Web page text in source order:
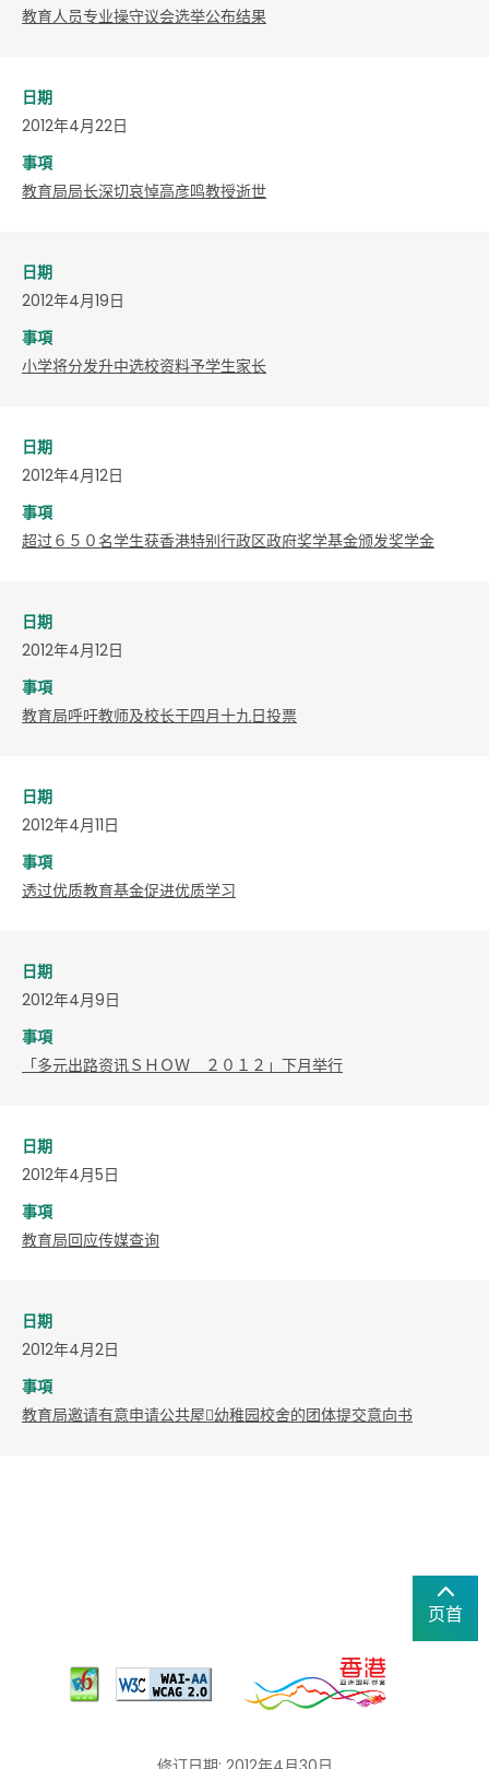
教育人员专业操守议会选举公布结果
日期
2012年4月22日
事項
教育局局长深切哀悼高彦鸣教授逝世
日期
2012年4月19日
事項
小学将分发升中选校资料予学生家长
日期
2012年4月12日
事項
超过６５０名学生获香港特别行政区政府奖学基金颁发奖学金
日期
2012年4月12日
事項
教育局呼吁教师及校长于四月十九日投票
日期
2012年4月11日
事項
透过优质教育基金促进优质学习
日期
2012年4月9日
事項
「多元出路资讯ＳＨＯＷ ２０１２」下月举行
日期
2012年4月5日
事項
教育局回应传媒查询
日期
2012年4月2日
事項
教育局邀请有意申请公共屋幼稚园校舍的团体提交意向书
页首